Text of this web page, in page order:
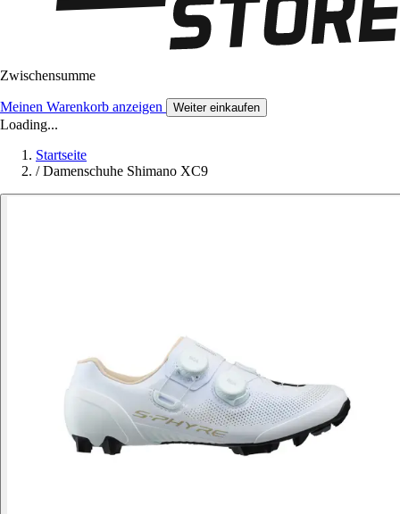
Zwischensumme
Meinen Warenkorb anzeigen Weiter einkaufen
Loading...
Startseite
/ Damenschuhe Shimano XC9